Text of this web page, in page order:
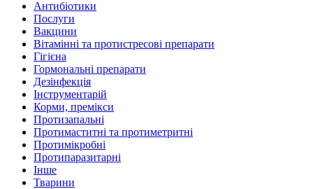
Антибіотики
Послуги
Вакцини
Вітамінні та протистресові препарати
Гігієна
Гормональні препарати
Дезінфекція
Інструментарій
Корми, премікси
Протизапальні
Протимаститні та протиметритні
Протимікробні
Протипаразитарні
Інше
Тварини